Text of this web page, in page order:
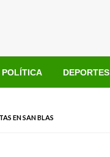
POLÍTICA DEPORTES
EN SAN BLAS